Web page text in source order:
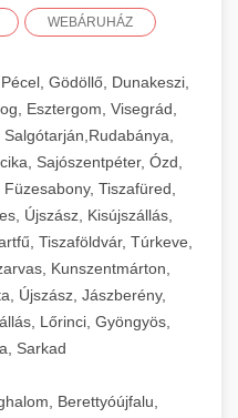
WEBÁRUHÁZ
Gödöllő, Dunakeszi,
Esztergom, Visegrád,
Sajószentpéter, Ózd,
Tiszafüred,
Újszász, Kisújszállás,
Tiszaföldvár, Túrkeve,
Kunszentmárton,
Újszász, Jászberény,
Lőrinci, Gyöngyös,
Sarkad
Berettyóújfalu,